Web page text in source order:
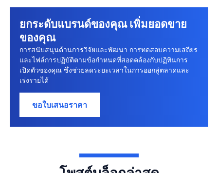
ยกระดับแบรนด์ของคุณ เพิ่มยอดขาย
ของคุณ
การสนับสนุนด้านการวิจัยและพัฒนา การทดสอบความเสถียร
และไฟล์การปฏิบัติตามข้อกําหนดที่สอดคล้องกับปฏิทินการ
เปิดตัวของคุณ ซึ่งช่วยลดระยะเวลาในการออกสู่ตลาดและ
เร่งรายได้
ขอใบเสนอราคา